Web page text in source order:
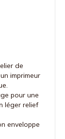
de
imprimeur
pour une
léger relief
enveloppe